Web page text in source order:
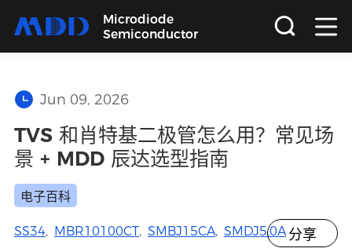
Microdiode
Semiconductor
应用
Jun 09, 2026
TVS 和肖特基二极管怎么用？常见场
景 + MDD 辰达选型指南
电子百科
SS34, MBR10100CT, SMBJ15CA, SMDJ5.0A 分享